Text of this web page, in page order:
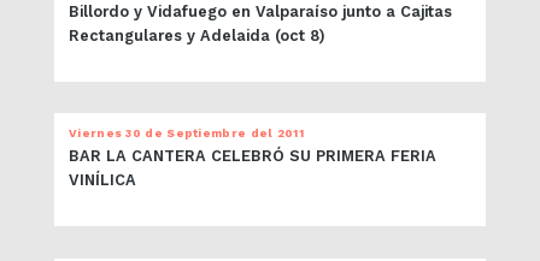
Billordo y Vidafuego en Valparaíso junto a Cajitas
Rectangulares y Adelaida (oct 8)
Viernes 30 de Septiembre del 2011
BAR LA CANTERA CELEBRÓ SU PRIMERA FERIA
VINÍLICA